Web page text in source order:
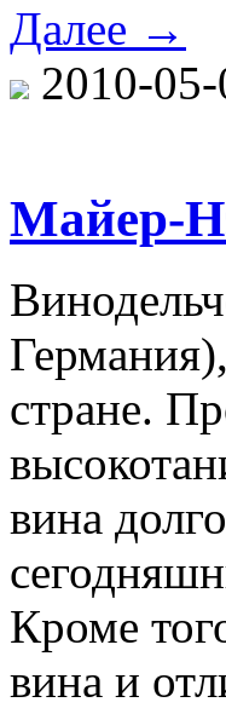
Далее →
2010-05-
Майер-
стране.
вина
Кроме
вина и